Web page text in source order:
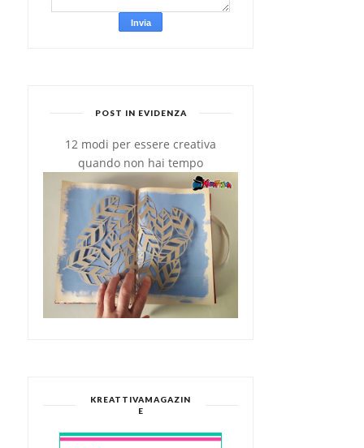
POST IN EVIDENZA
12 modi per essere creativa
quando non hai tempo
KREATTIVAMAGAZIN
E